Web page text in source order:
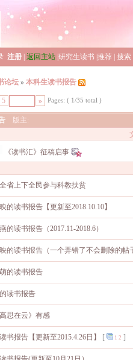
注册 返回主站 研究生读书 推荐 搜索
论坛 » 本科生读书报告
5 » Pages: ( 1/35 total )
版主:
《读书汇》征稿启事
省上下全民参与科教扶贫
的读书报告【更新至2018.10.10】
的读书报告（2017.11-2018.6）
的读书报告（一个弄错了不会删除的帖
的读书报告
读书报告
思在云》有感
书报告【更新至2015.4.26日】 [ 1 2 ]